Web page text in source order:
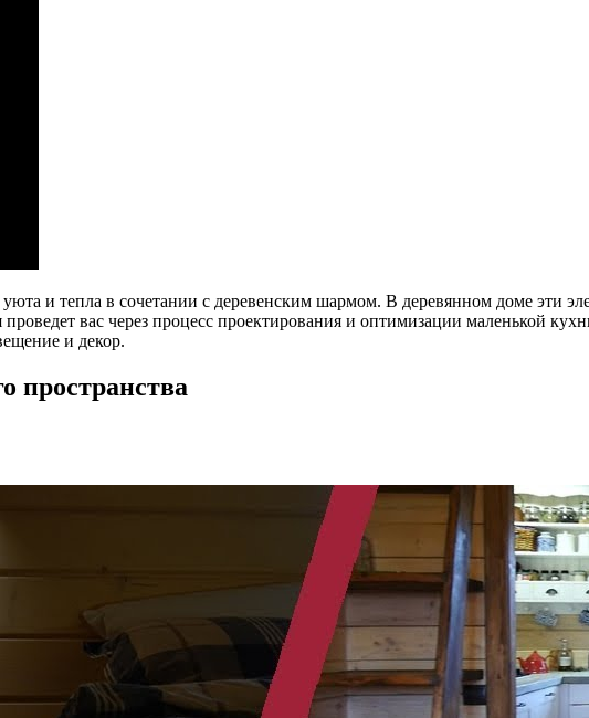
и тепла в сочетании с деревенским шармом. В деревянном доме эти
вас через процесс проектирования и оптимизации маленькой
и декор.
пространства